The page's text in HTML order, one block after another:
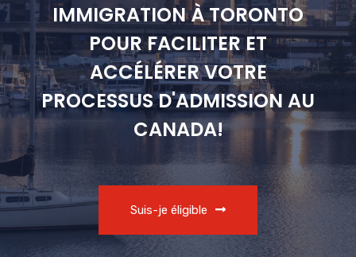
IMMIGRATION À TORONTO
POUR FACILITER ET
ACCÉLÉRER VOTRE
PROCESSUS D'ADMISSION AU
CANADA!
Suis-je éligible